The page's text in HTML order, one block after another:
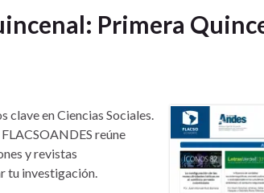
Primera
clave en Ciencias Sociales.
reúne
y revistas
tu investigación.